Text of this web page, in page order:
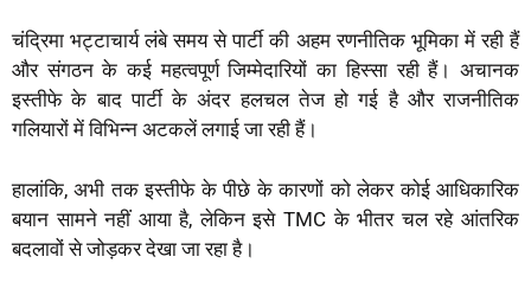
p
k
m
चंद्रिमा भट्टाचार्य लंबे समय से पार्टी की अहम रणनीतिक भूमिका में रही हैं
और संगठन के कई महत्वपूर्ण जिम्मेदारियों का हिस्सा रही हैं। अचानक
इस्तीफे के बाद पार्टी के अंदर हलचल तेज हो गई है और राजनीतिक
गलियारों में विभिन्न अटकलें लगाई जा रही हैं।
हालांकि, अभी तक इस्तीफे के पीछे के कारणों को लेकर कोई आधिकारिक
बयान सामने नहीं आया है, लेकिन इसे TMC के भीतर चल रहे आंतरिक
बदलावों से जोड़कर देखा जा रहा है।